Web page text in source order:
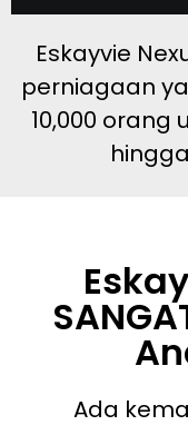
Eskayvie
perniagaan
10,000
Ada